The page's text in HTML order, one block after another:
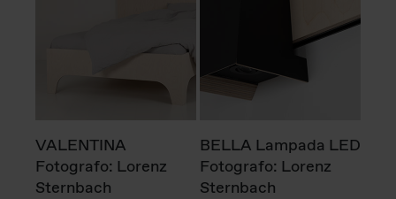
VALENTINA
Fotografo: Lorenz
Sternbach
BELLA Lampada LED
Fotografo: Lorenz
Sternbach